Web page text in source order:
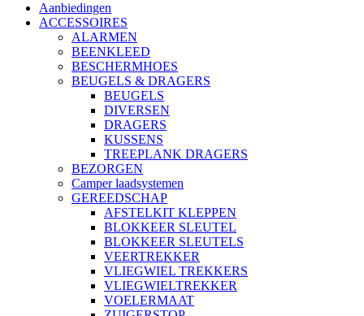
Aanbiedingen
ACCESSOIRES
ALARMEN
BEENKLEED
BESCHERMHOES
BEUGELS & DRAGERS
BEUGELS
DIVERSEN
DRAGERS
KUSSENS
TREEPLANK DRAGERS
BEZORGEN
Camper laadsystemen
GEREEDSCHAP
AFSTELKIT KLEPPEN
BLOKKEER SLEUTEL
BLOKKEER SLEUTELS
VEERTREKKER
VLIEGWIEL TREKKERS
VLIEGWIELTREKKER
VOELERMAAT